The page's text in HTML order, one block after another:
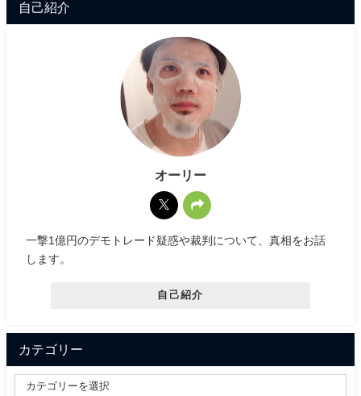
自己紹介
オーリー
一撃1億円のデモトレード疑惑や裁判について、真相をお話
します。
自己紹介
カテゴリー